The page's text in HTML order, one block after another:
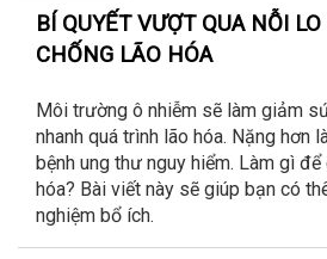
BÍ QUYẾT VƯỢT QUA NỖI
CHỐNG LÃO HÓA
Môi trường ô nhiễm sẽ làm giảm
nhanh quá trình lão hóa. Nặng hơn
bệnh ung thư nguy hiểm. Làm gì
hóa? Bài viết này sẽ giúp bạn có
nghiệm bổ ích.